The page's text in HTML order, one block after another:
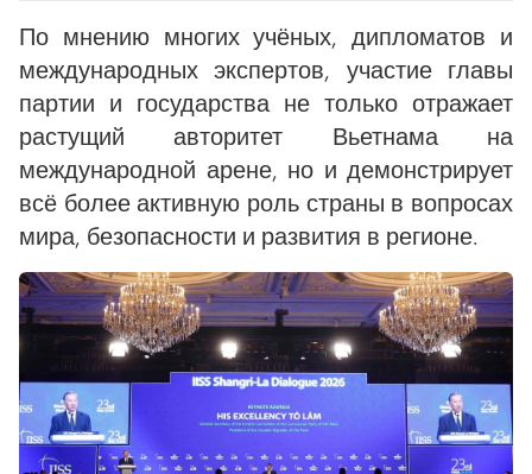
По мнению многих учёных, дипломатов и
международных экспертов, участие главы
партии и государства не только отражает
растущий авторитет Вьетнама на
международной арене, но и демонстрирует
всё более активную роль страны в вопросах
мира, безопасности и развития в регионе.